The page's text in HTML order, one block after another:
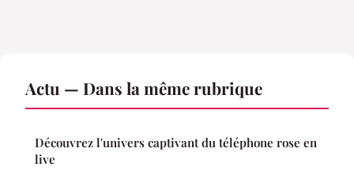
Actu — Dans la même rubrique
Découvrez l'univers captivant du téléphone rose en
live